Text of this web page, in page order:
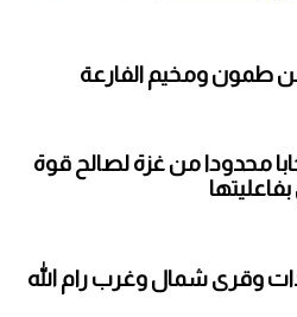
طمون ومخيم الفارعة
محدودا من غزة لصالح قوة
وقرى شمال وغرب رام الله